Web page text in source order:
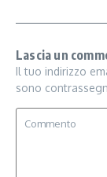
Lascia un
Il tuo indirizzo
sono